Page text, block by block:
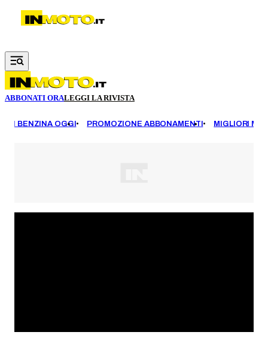
Vai al contenuto principale
ABBONATI ORALEGGI LA RIVISTA
BENZINA OGGI PROMOZIONE ABBONAMENTI MIGLIORI